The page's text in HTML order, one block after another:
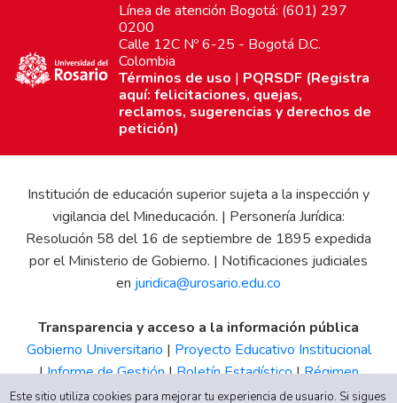
Línea de atención Bogotá: (601) 297
0200
Calle 12C Nº 6-25 - Bogotá D.C.
Colombia
Términos de uso | PQRSDF (Registra
aquí: felicitaciones, quejas,
reclamos, sugerencias y derechos de
petición)
Institución de educación superior sujeta a la inspección y
vigilancia del Mineducación. | Personería Jurídica:
Resolución 58 del 16 de septiembre de 1895 expedida
por el Ministerio de Gobierno. | Notificaciones judiciales
en juridica@urosario.edu.co
Transparencia y acceso a la información pública
Gobierno Universitario | Proyecto Educativo Institucional
|Informe de Gestión|Boletín Estadístico|Régimen
Tributario|Estados Financieros |Código de Ética| Canal
Este sitio utiliza cookies para mejorar tu experiencia de usuario. Si sigues